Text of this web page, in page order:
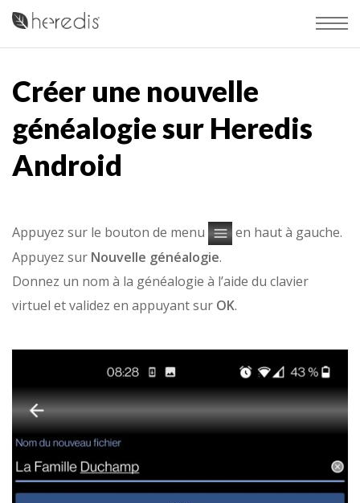
Créer une nouvelle
généalogie sur Heredis
Android
Appuyez sur le bouton de menu
en haut à gauche.
Appuyez sur Nouvelle généalogie.
Donnez un nom à la généalogie à l’aide du clavier
virtuel et validez en appuyant sur OK.